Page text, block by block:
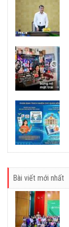
Bài viết mới nhất